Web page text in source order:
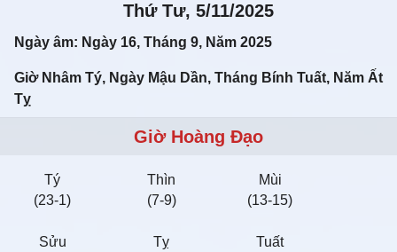
Thứ Tư, 5/11/2025
Ngày âm: Ngày 16, Tháng 9, Năm 2025
Giờ Nhâm Tý, Ngày Mậu Dần, Tháng Bính Tuất, Năm Ất
Tỵ
Giờ Hoàng Đạo
Tý
(23-1)
Thìn
(7-9)
Mùi
(13-15)
Sửu
Tỵ
Tuất